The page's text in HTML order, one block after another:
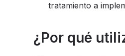
tratamiento a
¿Por qué